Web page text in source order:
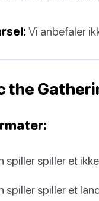
Vi anbefaler
the
spiller spiller et
spiller spiller et